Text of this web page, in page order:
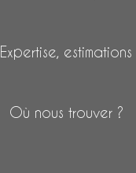
Expertise, estimations
Où nous trouver ?